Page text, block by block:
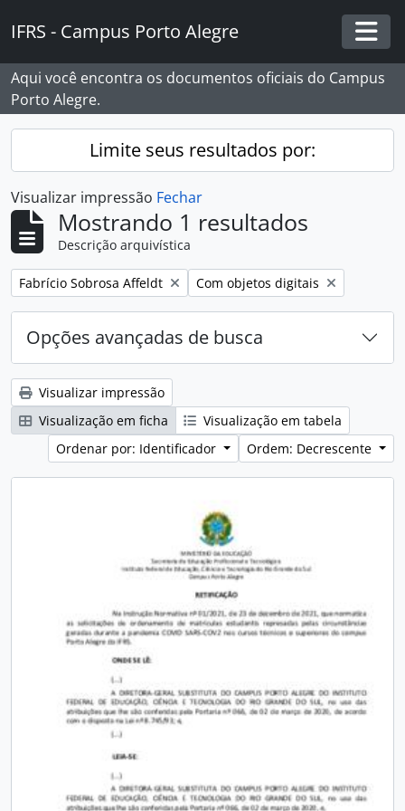
IFRS - Campus Porto Alegre
Aqui você encontra os documentos oficiais do Campus
Porto Alegre.
Limite seus resultados por:
Visualizar impressão Fechar
Mostrando 1 resultados
Descrição arquivística
Remover filtro:
Fabrício Sobrosa Affeldt Remover filtro:
Com objetos digitais
Opções avançadas de busca
Visualizar impressão
Visualização em ficha
Visualização em tabela
Ordenar por: Identificador
Ordem: Decrescente